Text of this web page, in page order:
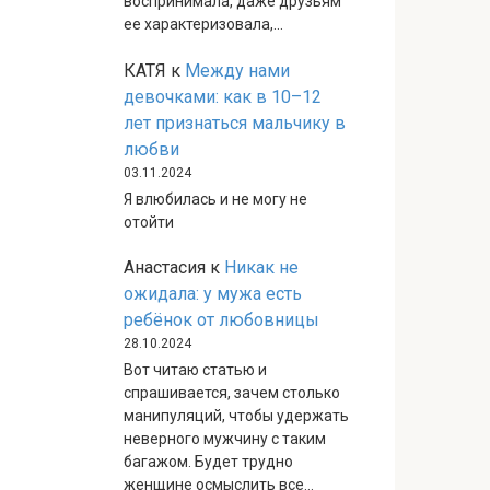
ее характеризовала,…
КАТЯ к Между нами
девочками: как в 10–12
лет признаться мальчику в
любви
03.11.2024
Я влюбилась и не могу не
отойти
Анастасия к Никак не
ожидала: у мужа есть
ребёнок от любовницы
28.10.2024
Вот читаю статью и
спрашивается, зачем столько
манипуляций, чтобы удержать
неверного мужчину с таким
багажом. Будет трудно
женщине осмыслить все…